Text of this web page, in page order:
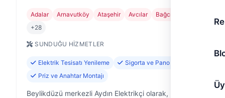
Adalar Arnavutköy Ataşehir Avcılar
Bağcılar
+28
SUNDUĞU HIZMETLER
Elektrik Tesisatı Yenileme
Sigorta ve Pano Tamiri
Priz ve Anahtar Montajı
Beylikdüzü merkezli Aydın Elektrikçi olarak,